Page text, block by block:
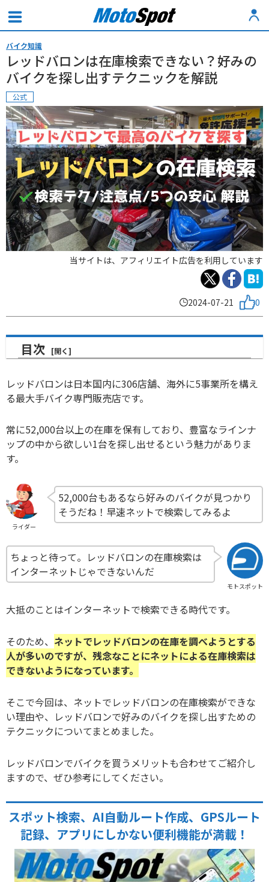
バイク知識
レッドバロンは在庫検索できない？好みの
バイクを探し出すテクニックを解説
公式
当サイトは、アフィリエイト広告を利用しています
2024-07-21 0
目次
レッドバロンは日本国内に306店舗、海外に5事業所を構え
る最大手バイク専門販売店です。
常に52,000台以上の在庫を保有しており、豊富なラインナ
ップの中から欲しい1台を探し出せるという魅力がありま
す。
ライダー
52,000台もあるなら好みのバイクが見つかり
そうだね！早速ネットで検索してみるよ
モトスポット
ちょっと待って。レッドバロンの在庫検索は
インターネットじゃできないんだ
大抵のことはインターネットで検索できる時代です。
そのため、 ネットでレッドバロンの在庫を調べようとする
人が多いのですが、残念なことにネットによる在庫検索は
できないようになっています。
そこで今回は、ネットでレッドバロンの在庫検索ができな
い理由や、レッドバロンで好みのバイクを探し出すための
テクニックについてまとめました。
レッドバロンでバイクを買うメリットも合わせてご紹介し
ますので、ぜひ参考にしてください。
スポット検索、AI自動ルート作成、GPSルート
記録、アプリにしかない便利機能が満載！